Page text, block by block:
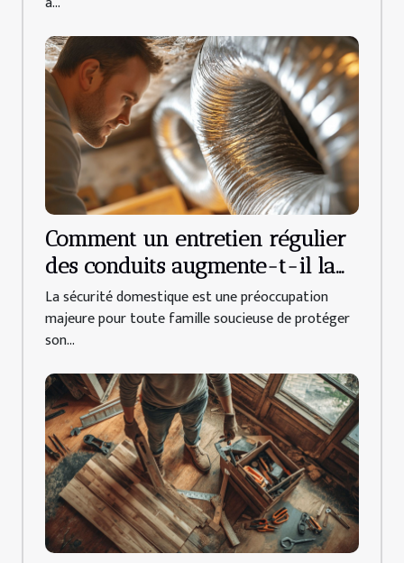
Comment un entretien régulier
des conduits augmente-t-il la
sécurité domestique ?
La sécurité domestique est une préoccupation
majeure pour toute famille soucieuse de protéger
son...